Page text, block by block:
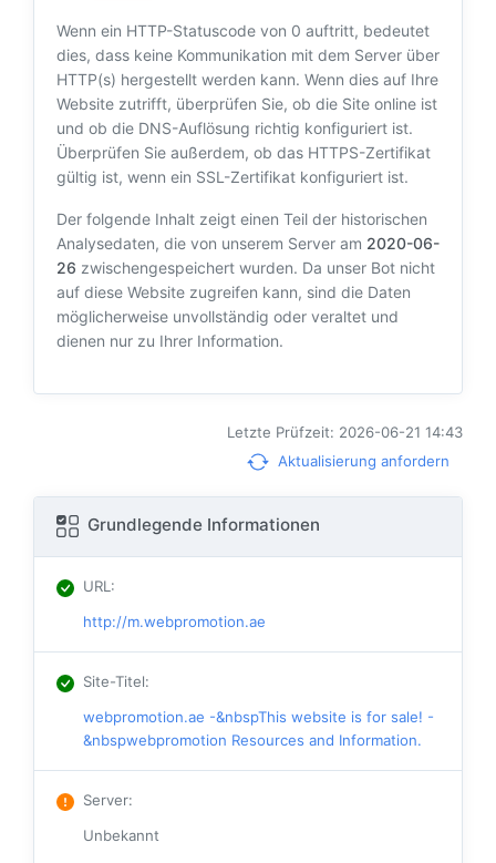
Wenn ein HTTP-Statuscode von 0 auftritt, bedeutet
dies, dass keine Kommunikation mit dem Server über
HTTP(s) hergestellt werden kann. Wenn dies auf Ihre
Website zutrifft, überprüfen Sie, ob die Site online ist
und ob die DNS-Auflösung richtig konfiguriert ist.
Überprüfen Sie außerdem, ob das HTTPS-Zertifikat
gültig ist, wenn ein SSL-Zertifikat konfiguriert ist.
Der folgende Inhalt zeigt einen Teil der historischen
Analysedaten, die von unserem Server am 2020-06-
26 zwischengespeichert wurden. Da unser Bot nicht
auf diese Website zugreifen kann, sind die Daten
möglicherweise unvollständig oder veraltet und
dienen nur zu Ihrer Information.
Letzte Prüfzeit: 2026-06-21 14:43
Aktualisierung anfordern
Grundlegende Informationen
URL:
http://m.webpromotion.ae
Site-Titel:
webpromotion.ae -&nbspThis website is for sale! -
&nbspwebpromotion Resources and Information.
Server:
Unbekannt